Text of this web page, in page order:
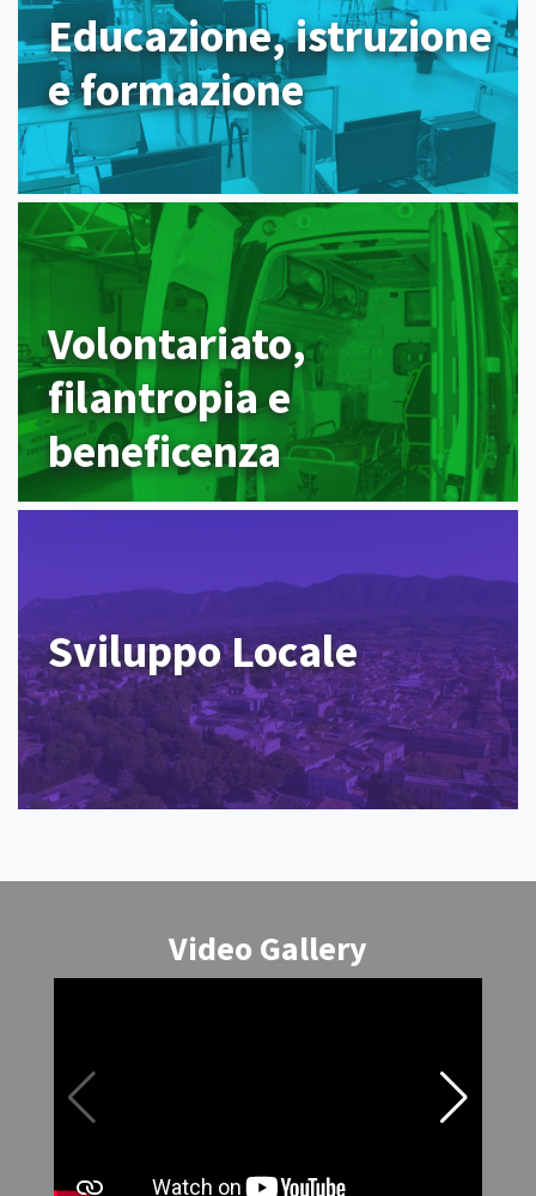
Educazione, istruzione
e formazione
Volontariato,
filantropia e
beneficenza
Sviluppo Locale
Video Gallery